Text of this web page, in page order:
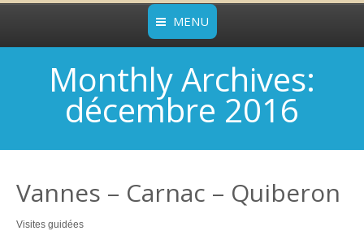
MENU
Monthly Archives:
décembre 2016
Vannes – Carnac – Quiberon
Visites guidées